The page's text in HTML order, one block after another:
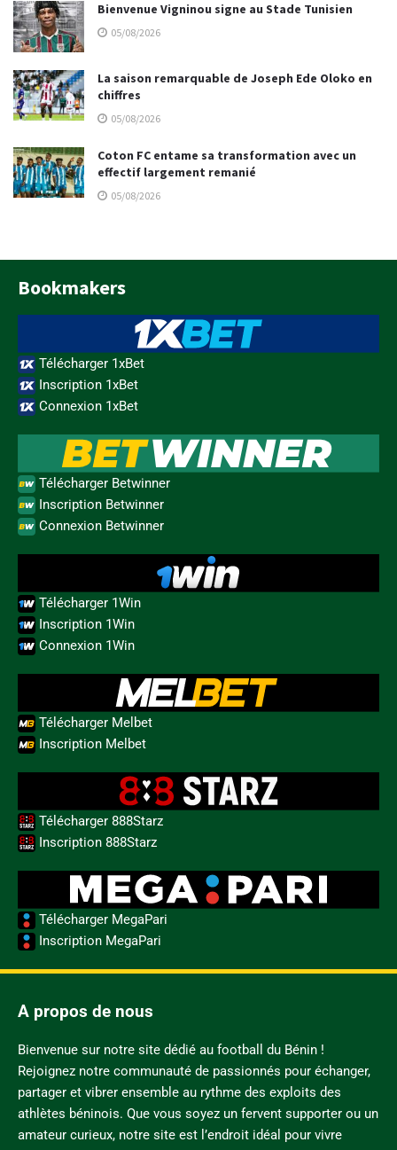
Bienvenue Vigninou signe au Stade Tunisien
05/08/2026
La saison remarquable de Joseph Ede Oloko en
chiffres
05/08/2026
Coton FC entame sa transformation avec un
effectif largement remanié
05/08/2026
Bookmakers
Télécharger 1xBet
Inscription 1xBet
Connexion 1xBet
Télécharger Betwinner
Inscription Betwinner
Connexion Betwinner
Télécharger 1Win
Inscription 1Win
Connexion 1Win
Télécharger Melbet
Inscription Melbet
Télécharger 888Starz
Inscription 888Starz
Télécharger MegaPari
Inscription MegaPari
A propos de nous
Bienvenue sur notre site dédié au football du Bénin !
Rejoignez notre communauté de passionnés pour échanger,
partager et vibrer ensemble au rythme des exploits des
athlètes béninois. Que vous soyez un fervent supporter ou un
amateur curieux, notre site est l’endroit idéal pour vivre